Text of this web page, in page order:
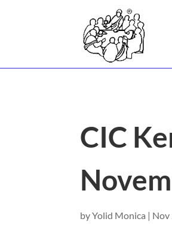
CIC
byYolid Monica | Nov